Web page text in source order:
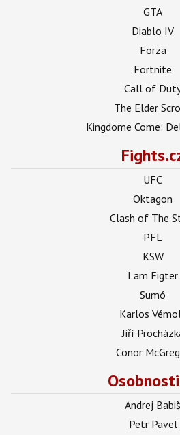
GTA
Diablo IV
Forza
Fortnite
Call of
The Elder
Kingdome Come:
UFC
Oktagon
Clash of The
PFL
KSW
I am Figter
Sumó
Karlos
Jiří
Conor
Andrej Babiš
Petr Pavel